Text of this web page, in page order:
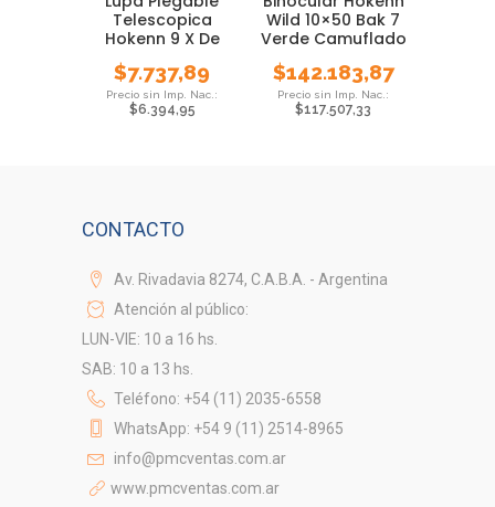
Telescopica
Hokenn 9 X De
$7.737,89
$6.394,95
Wild 10×50 Bak 7
Verde Camuflado
$142.183,87
$117.507,33
CONTACTO
Av. Rivadavia 8274, C.A.B.A. - Argentina
Atención al público:
LUN-VIE: 10 a 16 hs.
SAB: 10 a 13 hs.
Teléfono: +54 (11) 2035-6558
WhatsApp: +54 9 (11) 2514-8965
info@pmcventas.com.ar
www.pmcventas.com.ar